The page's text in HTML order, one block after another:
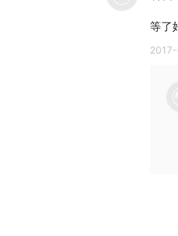
等了